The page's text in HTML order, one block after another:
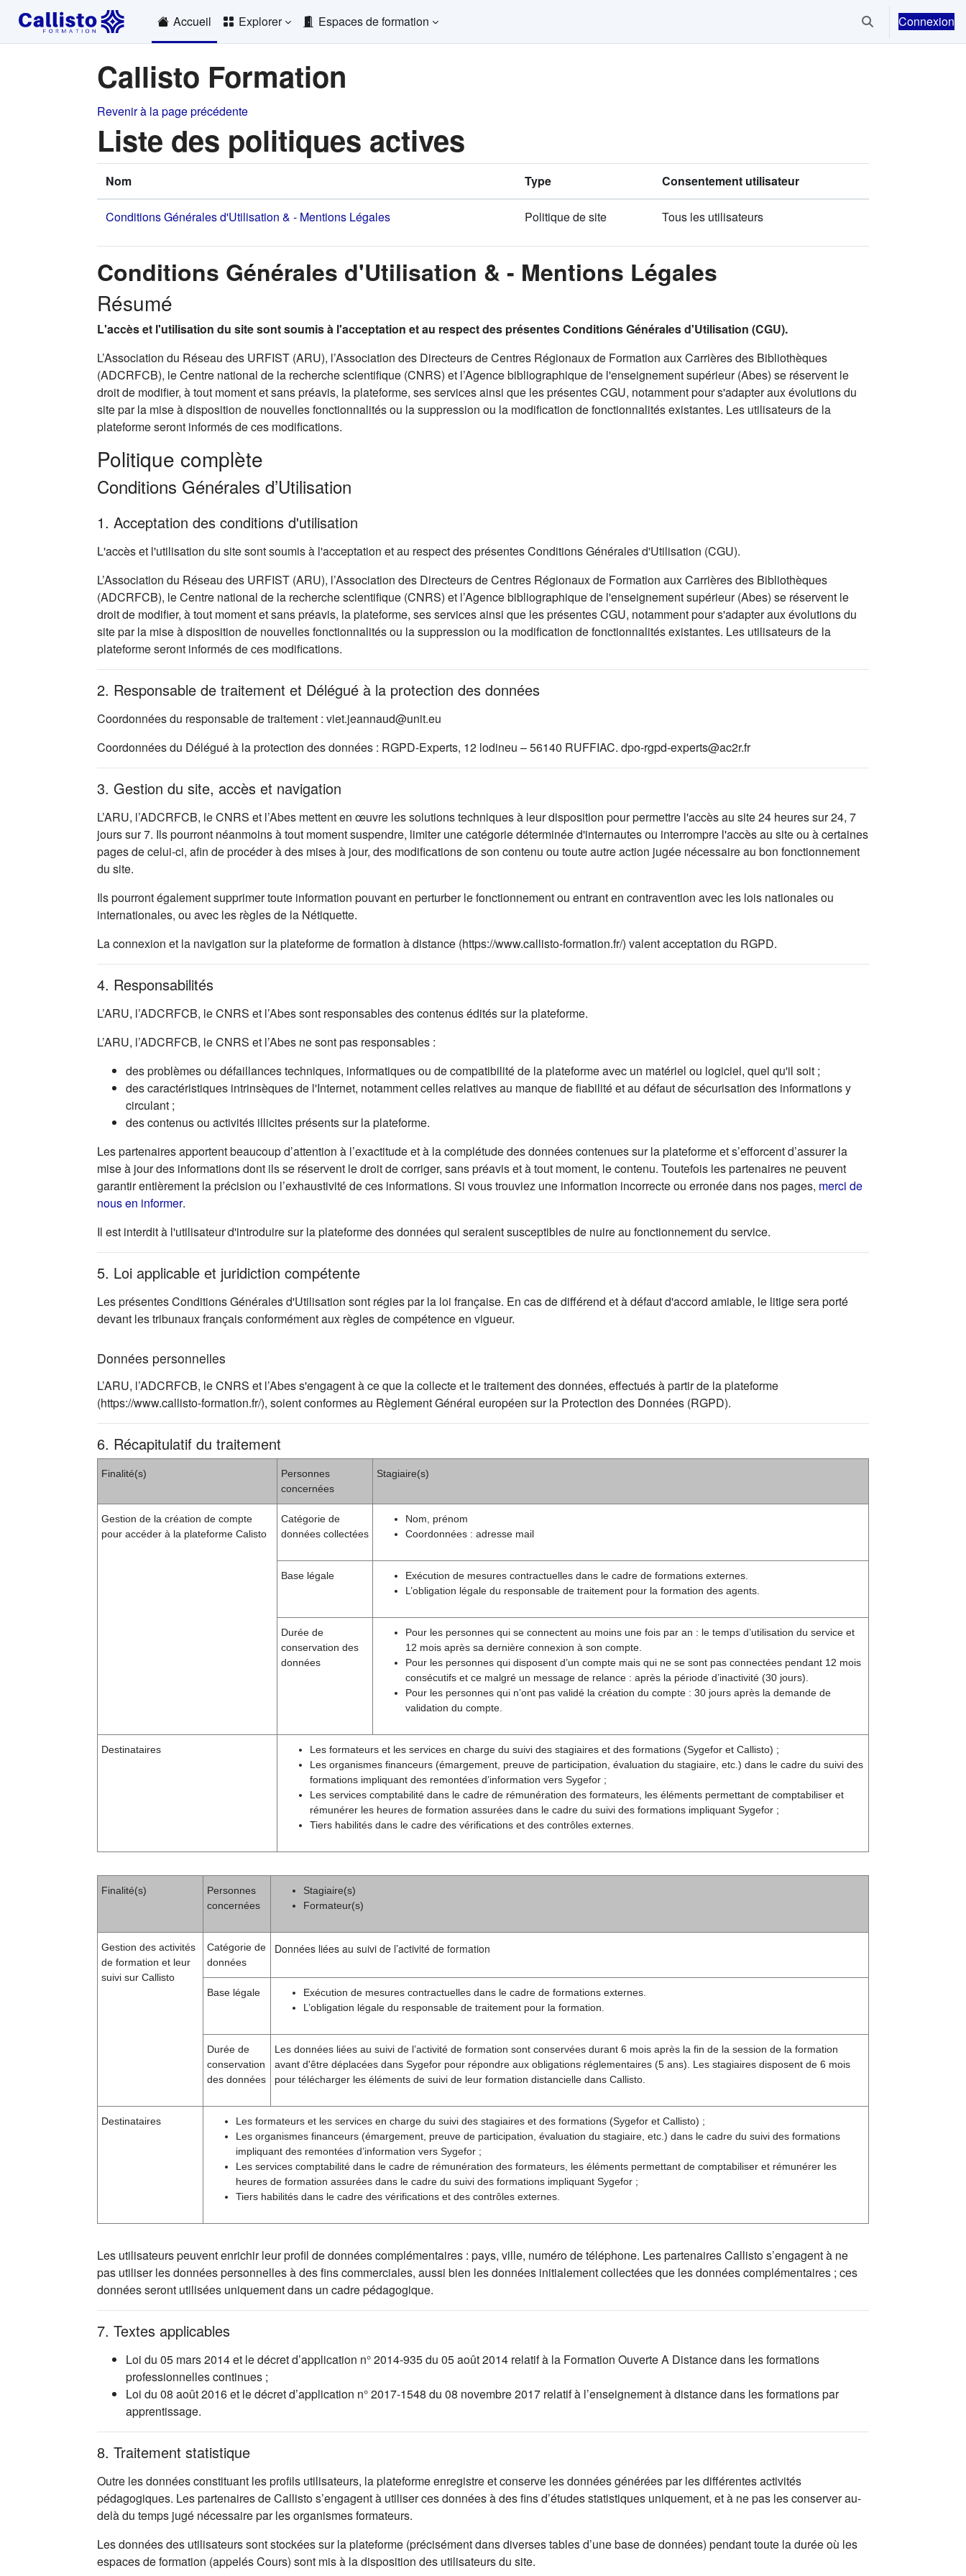
Passer au contenu principal
Accueil
Explorer Espaces de formation Activer/désactiver
Connexion
Callisto Formation
Revenir à la page précédente
Liste des politiques actives
Nom Type Consentement utilisateur
Conditions Générales d'Utilisation & - Mentions Légales Politique de site Tous les utilisateurs
Conditions Générales d'Utilisation & - Mentions Légales
Résumé
L'accès et l'utilisation du site sont soumis à l'acceptation et au respect des présentes Conditions Générales d'Utilisation (CGU).
L’Association du Réseau des URFIST (ARU), l’Association des Directeurs de Centres Régionaux de Formation aux Carrières des Bibliothèques
(ADCRFCB), le Centre national de la recherche scientifique (CNRS) et l’Agence bibliographique de l'enseignement supérieur (Abes) se réservent le
droit de modifier, à tout moment et sans préavis, la plateforme, ses services ainsi que les présentes CGU, notamment pour s'adapter aux évolutions du
site par la mise à disposition de nouvelles fonctionnalités ou la suppression ou la modification de fonctionnalités existantes. Les utilisateurs de la
plateforme seront informés de ces modifications.
Politique complète
Conditions Générales d’Utilisation
1. Acceptation des conditions d'utilisation
L'accès et l'utilisation du site sont soumis à l'acceptation et au respect des présentes Conditions Générales d'Utilisation (CGU).
L’Association du Réseau des URFIST (ARU), l’Association des Directeurs de Centres Régionaux de Formation aux Carrières des Bibliothèques
(ADCRFCB), le Centre national de la recherche scientifique (CNRS) et l’Agence bibliographique de l'enseignement supérieur (Abes) se réservent le
droit de modifier, à tout moment et sans préavis, la plateforme, ses services ainsi que les présentes CGU, notamment pour s'adapter aux évolutions du
site par la mise à disposition de nouvelles fonctionnalités ou la suppression ou la modification de fonctionnalités existantes. Les utilisateurs de la
plateforme seront informés de ces modifications.
2. Responsable de traitement et Délégué à la protection des données
Coordonnées du responsable de traitement : viet.jeannaud@unit.eu
Coordonnées du Délégué à la protection des données : RGPD-Experts, 12 lodineu – 56140 RUFFIAC. dpo-rgpd-experts@ac2r.fr
3. Gestion du site, accès et navigation
L’ARU, l’ADCRFCB, le CNRS et l’Abes mettent en œuvre les solutions techniques à leur disposition pour permettre l'accès au site 24 heures sur 24, 7
jours sur 7. Ils pourront néanmoins à tout moment suspendre, limiter une catégorie déterminée d'internautes ou interrompre l'accès au site ou à certaines
pages de celui-ci, afin de procéder à des mises à jour, des modifications de son contenu ou toute autre action jugée nécessaire au bon fonctionnement
du site.
Ils pourront également supprimer toute information pouvant en perturber le fonctionnement ou entrant en contravention avec les lois nationales ou
internationales, ou avec les règles de la Nétiquette.
La connexion et la navigation sur la plateforme de formation à distance (https://www.callisto-formation.fr/) valent acceptation du RGPD.
4. Responsabilités
L’ARU, l’ADCRFCB, le CNRS et l’Abes sont responsables des contenus édités sur la plateforme.
L’ARU, l’ADCRFCB, le CNRS et l’Abes ne sont pas responsables :
des problèmes ou défaillances techniques, informatiques ou de compatibilité de la plateforme avec un matériel ou logiciel, quel qu'il soit ;
des caractéristiques intrinsèques de l'Internet, notamment celles relatives au manque de fiabilité et au défaut de sécurisation des informations y
circulant ;
des contenus ou activités illicites présents sur la plateforme.
Les partenaires apportent beaucoup d’attention à l’exactitude et à la complétude des données contenues sur la plateforme et s’efforcent d’assurer la
mise à jour des informations dont ils se réservent le droit de corriger, sans préavis et à tout moment, le contenu. Toutefois les partenaires ne peuvent
garantir entièrement la précision ou l’exhaustivité de ces informations. Si vous trouviez une information incorrecte ou erronée dans nos pages, merci de
nous en informer(s'ouvre dans un nouvel onglet)
.
Il est interdit à l'utilisateur d'introduire sur la plateforme des données qui seraient susceptibles de nuire au fonctionnement du service.
5. Loi applicable et juridiction compétente
Les présentes Conditions Générales d'Utilisation sont régies par la loi française. En cas de différend et à défaut d'accord amiable, le litige sera porté
devant les tribunaux français conformément aux règles de compétence en vigueur.
Données personnelles
L’ARU, l’ADCRFCB, le CNRS et l’Abes s'engagent à ce que la collecte et le traitement des données, effectués à partir de la plateforme
(https://www.callisto-formation.fr/), soient conformes au Règlement Général européen sur la Protection des Données (RGPD).
6. Récapitulatif du traitement
Finalité(s)
Personnes
concernées
Stagiaire(s)
Gestion de la création de compte
pour accéder à la plateforme Calisto
Catégorie de
données collectées
Nom, prénom
Coordonnées : adresse mail
Base légale
Exécution de mesures contractuelles dans le cadre de formations externes.
L’obligation légale du responsable de traitement pour la formation des agents.
Durée de
conservation des
données
Pour les personnes qui se connectent au moins une fois par an : le temps d’utilisation du service et
12 mois après sa dernière connexion à son compte.
Pour les personnes qui disposent d’un compte mais qui ne se sont pas connectées pendant 12 mois
consécutifs et ce malgré un message de relance : après la période d’inactivité (30 jours).
Pour les personnes qui n’ont pas validé la création du compte : 30 jours après la demande de
validation du compte.
Destinataires
Les formateurs et les services en charge du suivi des stagiaires et des formations (Sygefor et Callisto) ;
Les organismes financeurs (émargement, preuve de participation, évaluation du stagiaire, etc.) dans le cadre du suivi des
formations impliquant des remontées d’information vers Sygefor ;
Les services comptabilité dans le cadre de rémunération des formateurs, les éléments permettant de comptabiliser et
rémunérer les heures de formation assurées dans le cadre du suivi des formations impliquant Sygefor ;
Tiers habilités dans le cadre des vérifications et des contrôles externes.
Finalité(s)
Personnes
concernées
Stagiaire(s)
Formateur(s)
Gestion des activités
de formation et leur
suivi sur Callisto
Catégorie de
données
Données liées au suivi de l’activité de formation
Base légale
Exécution de mesures contractuelles dans le cadre de formations externes.
L’obligation légale du responsable de traitement pour la formation.
Durée de
conservation
des données
Les données liées au suivi de l’activité de formation sont conservées durant 6 mois après la fin de la session de la formation
avant d'être déplacées dans Sygefor pour répondre aux obligations réglementaires (5 ans). Les stagiaires disposent de 6 mois
pour télécharger les éléments de suivi de leur formation distancielle dans Callisto.
Destinataires
Les formateurs et les services en charge du suivi des stagiaires et des formations (Sygefor et Callisto) ;
Les organismes financeurs (émargement, preuve de participation, évaluation du stagiaire, etc.) dans le cadre du suivi des formations
impliquant des remontées d’information vers Sygefor ;
Les services comptabilité dans le cadre de rémunération des formateurs, les éléments permettant de comptabiliser et rémunérer les
heures de formation assurées dans le cadre du suivi des formations impliquant Sygefor ;
Tiers habilités dans le cadre des vérifications et des contrôles externes.
Les utilisateurs peuvent enrichir leur profil de données complémentaires : pays, ville, numéro de téléphone. Les partenaires Callisto s’engagent à ne
pas utiliser les données personnelles à des fins commerciales, aussi bien les données initialement collectées que les données complémentaires ; ces
données seront utilisées uniquement dans un cadre pédagogique.
7. Textes applicables
Loi du 05 mars 2014 et le décret d’application n° 2014-935 du 05 août 2014 relatif à la Formation Ouverte A Distance dans les formations
professionnelles continues ;
Loi du 08 août 2016 et le décret d’application n° 2017-1548 du 08 novembre 2017 relatif à l’enseignement à distance dans les formations par
apprentissage.
8. Traitement statistique
Outre les données constituant les profils utilisateurs, la plateforme enregistre et conserve les données générées par les différentes activités
pédagogiques. Les partenaires de Callisto s’engagent à utiliser ces données à des fins d’études statistiques uniquement, et à ne pas les conserver au-
delà du temps jugé nécessaire par les organismes formateurs.
Les données des utilisateurs sont stockées sur la plateforme (précisément dans diverses tables d’une base de données) pendant toute la durée où les
espaces de formation (appelés Cours) sont mis à la disposition des utilisateurs du site.